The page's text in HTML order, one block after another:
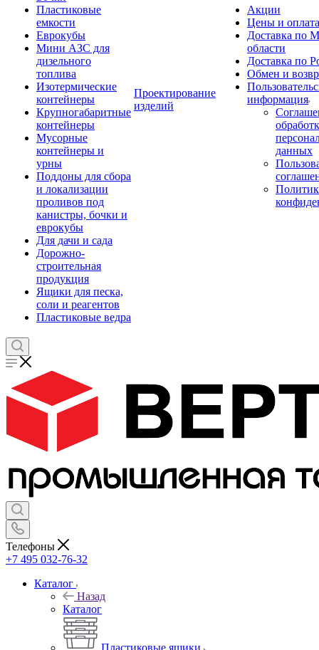
Пластиковые
емкости
Еврокубы
Мини АЗС для
дизельного
топлива
Изотермические
контейнеры
Крупногабаритные
контейнеры
Мусорные
контейнеры и
урны
Поддоны для сбора
и локализации
проливов под
канистры, бочки и
еврокубы
Для дачи и сада
Дорожно-
строительная
продукция
Ящики для песка,
соли и реагентов
Пластиковые ведра
Проектирование
изделий
Акции
Цены и оплата
Доставка по
области
Доставка по
Обмен и
информация
данных
Телефоны
+7 495 032-76-32
Каталог
Назад
Каталог
Пластиковые ящики